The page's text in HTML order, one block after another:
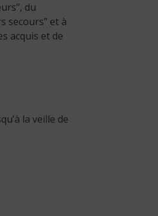
du
secours” et à
acquis et de
la veille de